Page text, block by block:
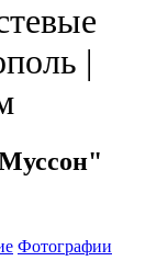
|
Фотографии